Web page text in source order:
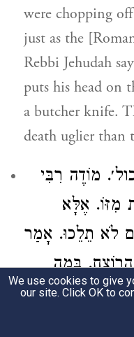
were chopping
just as the
Rebbi Jehudah
puts his head on
a butcher knife.
death uglier than
מוֹדֶה רִבִּי
מִזּוֹ. אֶלָּא
לֹא תֵלֵכוּ. אָמַר
הָרוֹצֵחַ. בְּמַה
יַהַרְגֶּנּוּ
נֶאֱמַר כָּאן
We use cookies to give
our site. Click OK to